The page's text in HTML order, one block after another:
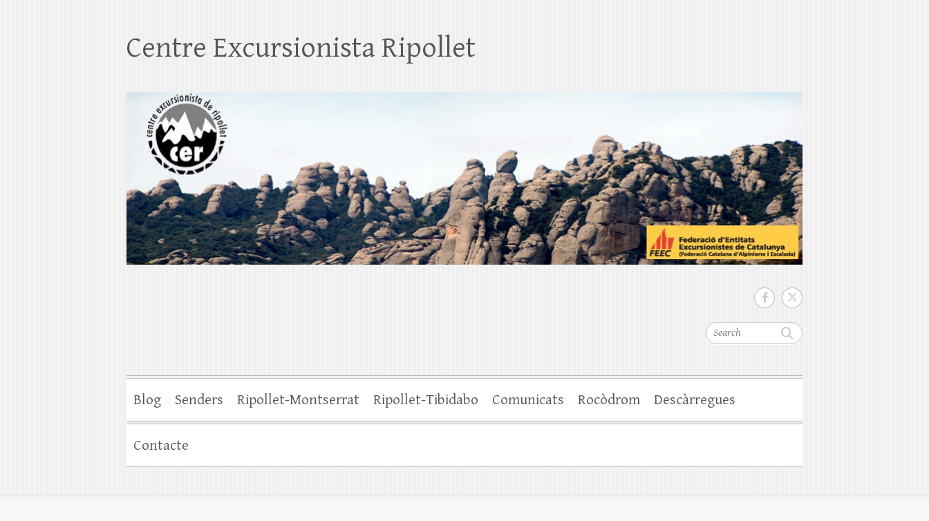
Search
Centre Excursionista Ripollet
Blog Senders Ripollet-Montserrat Ripollet-Tibidabo Comunicats Rocòdrom Descàrregues
Contacte